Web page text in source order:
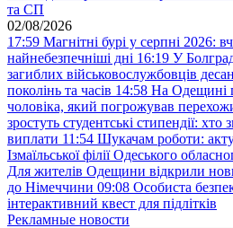
та СП
02/08/2026
17:59 Магнітні бурі у серпні 2026:
найнебезпечніші дні 16:19 У
загиблих військовослужбовців
поколінь та часів 14:58 На Одещині
чоловіка, який погрожував
зростуть студентські стипендії:
виплати 11:54 Шукачам роботи:
Ізмаїльської філії Одеського
Для жителів Одещини відкрили
до Німеччини 09:08 Особиста
інтерактивний квест для підлітків
Рекламные новости